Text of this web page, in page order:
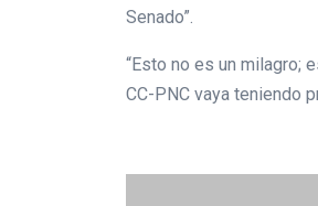
Senado”.
“Esto no es un milagro;
CC-PNC vaya teniendo